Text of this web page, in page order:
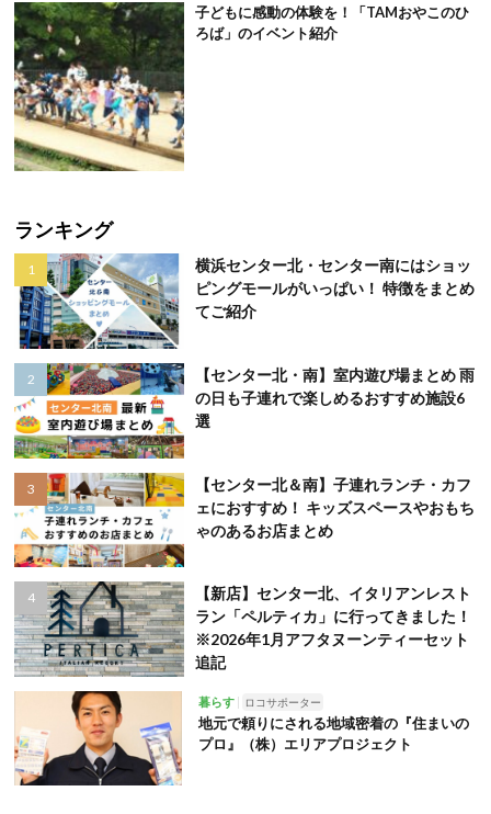
子どもに感動の体験を！「TAMおやこのひ
ろば」のイベント紹介
ランキング
横浜センター北・センター南にはショッ
ピングモールがいっぱい！ 特徴をまとめ
てご紹介
【センター北・南】室内遊び場まとめ 雨
の日も子連れで楽しめるおすすめ施設6
選
【センター北＆南】子連れランチ・カフ
ェにおすすめ！ キッズスペースやおもち
ゃのあるお店まとめ
【新店】センター北、イタリアンレスト
ラン「ペルティカ」に行ってきました！
※2026年1月アフタヌーンティーセット
追記
暮らす ロコサポーター
地元で頼りにされる地域密着の『住まいの
プロ』（株）エリアプロジェクト